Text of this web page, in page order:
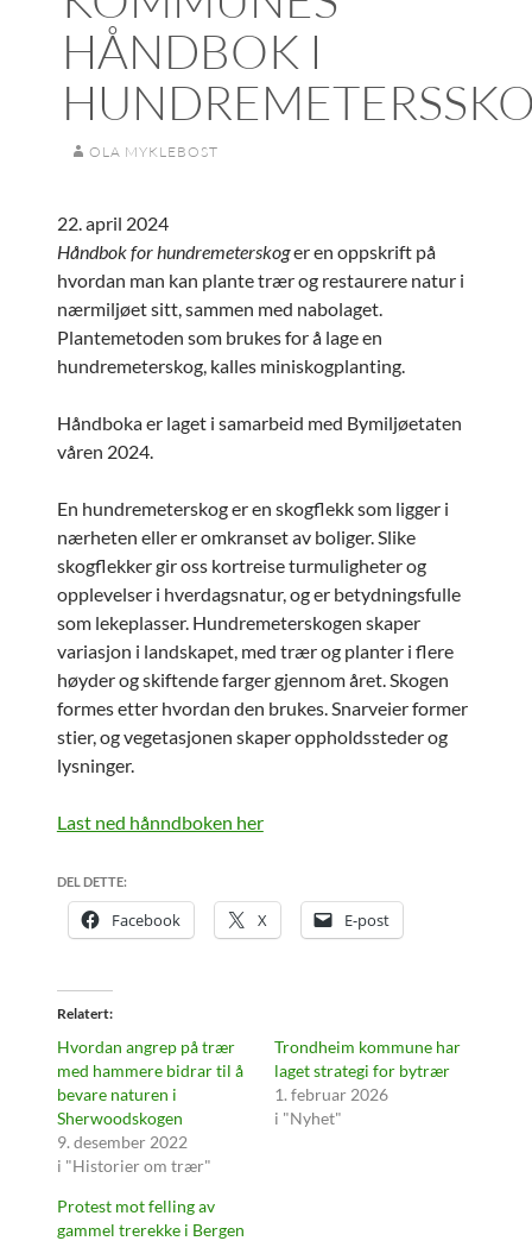
HÅNDBOK I
OLA MYKLEBOST
22. april 2024
Håndbok for hundremeterskoger en oppskrift på
hvordan man kan plante trær og restaurere natur i
nærmiljøet sitt, sammen med nabolaget.
Plantemetoden som brukes for å lage en
hundremeterskog, kalles miniskogplanting.
Håndboka er laget i samarbeid med Bymiljøetaten
våren 2024.
En hundremeterskog er en skogflekk som ligger i
nærheten eller er omkranset av boliger. Slike
skogflekker gir oss kortreise turmuligheter og
opplevelser i hverdagsnatur, og er betydningsfulle
som lekeplasser. Hundremeterskogen skaper
variasjon i landskapet, med trær og planter i flere
høyder og skiftende farger gjennom året. Skogen
formes etter hvordan den brukes. Snarveier former
stier, og vegetasjonen skaper oppholdssteder og
lysninger.
Last ned hånndboken her
DEL DETTE:
Facebook X E-post
Relatert
Hvordan angrep på trær
med hammere bidrar til å
bevare naturen i
Sherwoodskogen
9. desember 2022
i "Historier om trær"
Trondheim kommune har
laget strategi for bytrær
1. februar 2026
i "Nyhet"
Protest mot felling av
gammel trerekke i Bergen